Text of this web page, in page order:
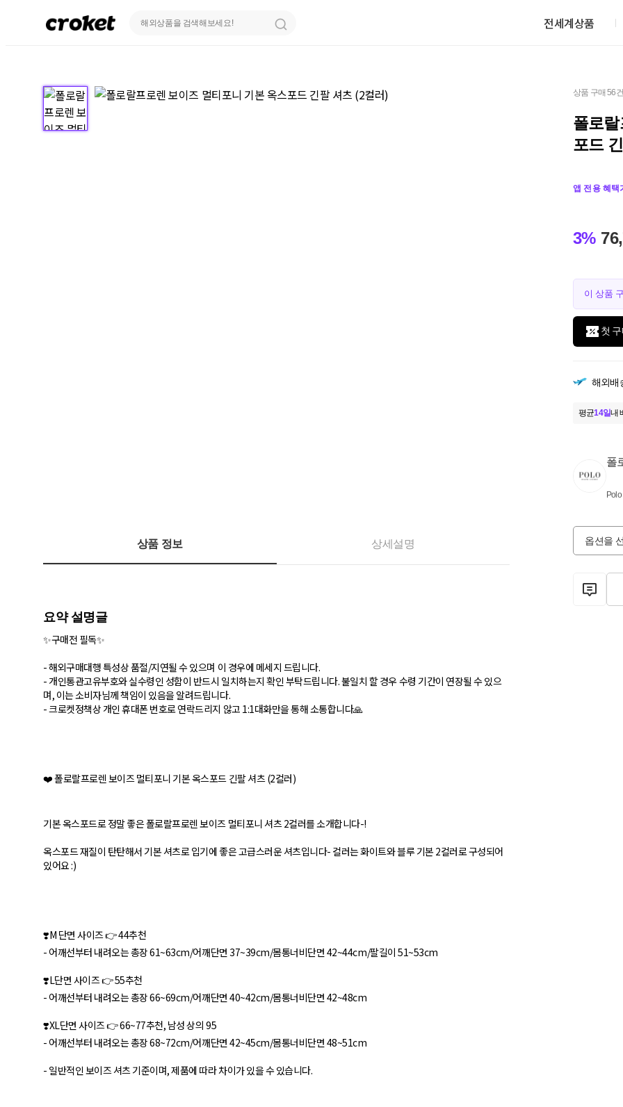
전세계상품
상품 구매 56건
폴로
포드
앱 전용 혜택
3%
이 상품
첫
해외배
평균14일내
폴
옵션을
상품 정보 상세설명
요약 설명글
✨구매전 필독✨
- 해외구매대행 특성상 품절/지연될 수 있으며 이 경우에 메세지 드립니다.
- 개인통관고유부호와 실수령인 성함이 반드시 일치하는지 확인 부탁드립니다. 불일치 할 경우 수령 기간이 연장될 수 있으
며, 이는 소비자님께 책임이 있음을 알려드립니다.
- 크로켓정책상 개인 휴대폰 번호로 연락드리지 않고 1:1대화만을 통해 소통합니다🙏
❤️ 폴로랄프로렌 보이즈 멀티포니 기본 옥스포드 긴팔 셔츠 (2컬러)
기본 옥스포드로 정말 좋은 폴로랄프로렌 보이즈 멀티포니 셔츠 2컬러를 소개합니다-!
옥스포드 재질이 탄탄해서 기본 셔츠로 입기에 좋은 고급스러운 셔츠입니다- 컬러는 화이트와 블루 기본 2컬러로 구성되어
있어요 :)
❣️M 단면 사이즈 👉 44추천
- 어깨선부터 내려오는 총장 61~63cm/어깨단면 37~39cm/몸통너비단면 42~44cm/팔길이 51~53cm
❣️L단면 사이즈 👉 55추천
- 어깨선부터 내려오는 총장 66~69cm/어깨단면 40~42cm/몸통너비단면 42~48cm
❣️XL단면 사이즈 👉 66~77추천, 남성 상의 95
- 어깨선부터 내려오는 총장 68~72cm/어깨단면 42~45cm/몸통너비단면 48~51cm
- 일반적인 보이즈 셔츠 기준이며, 제품에 따라 차이가 있을 수 있습니다.